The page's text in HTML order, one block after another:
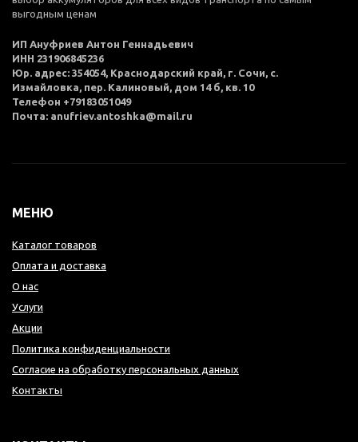
выгодным ценам
ИП Ануфриев Антон Геннадьевич
ИНН 231906845236
Юр. адрес: 354054, Краснодарский край, г. Сочи, с.
Измайловка, пер. Калиновый, дом 14 б, кв. 10
Телефон +79183051049
Почта: anufriev.antoshka@mail.ru
МЕНЮ
Каталог товаров
Оплата и доставка
О нас
Услуги
Акции
Политика конфиденциальности
Согласие на обработку персональных данных
Контакты